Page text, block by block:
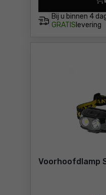
Bij u binnen 4
GRATIS levering
Voorhoofdlamp